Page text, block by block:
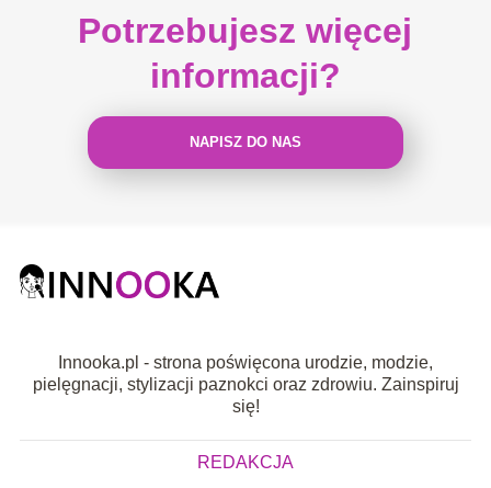
Potrzebujesz więcej
informacji?
NAPISZ DO NAS
Innooka.pl - strona poświęcona urodzie, modzie,
pielęgnacji, stylizacji paznokci oraz zdrowiu. Zainspiruj
się!
REDAKCJA